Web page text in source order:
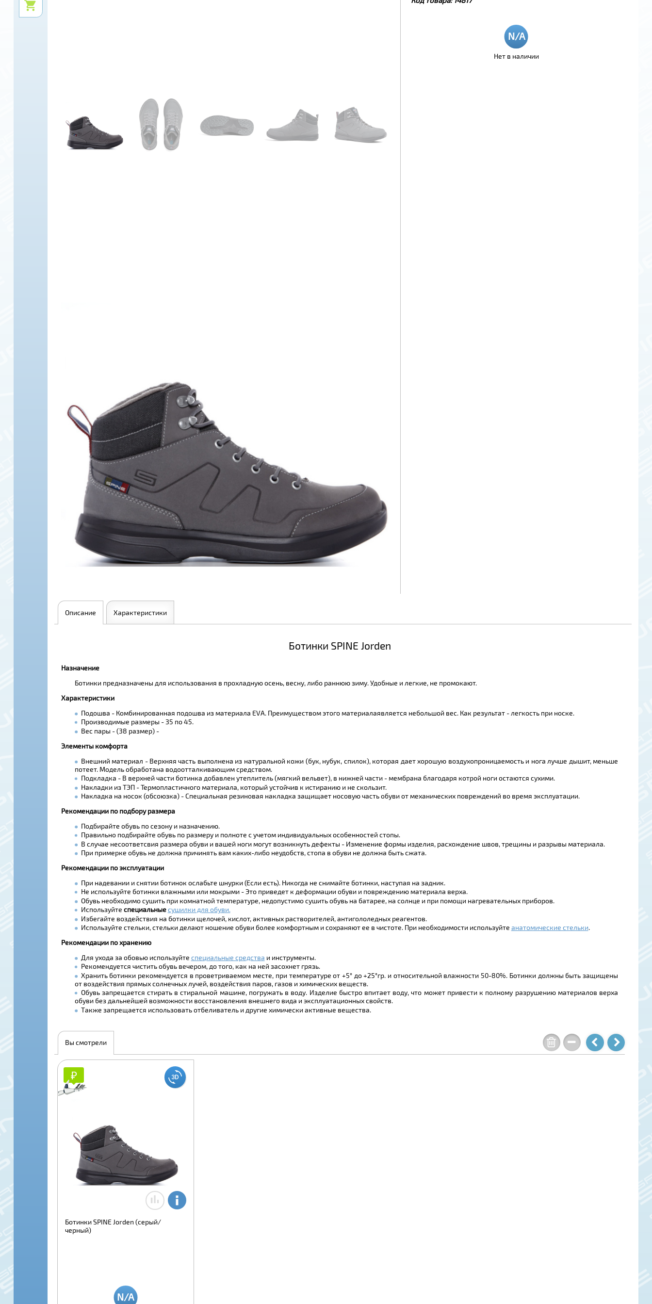
Нет в наличии
Описание Характеристики
Ботинки SPINE Jorden
Назначение
Ботинки предназначены для использования в прохладную осень, весну, либо раннюю зиму. Удобные и легкие, не промокают.
Характеристики
Подошва - Комбинированная подошва из материала EVA. Преимуществом этого материалаявляется небольшой вес. Как результат - легкость при носке.
Производимые размеры - 35 по 45.
Вес пары - (38 размер) -
Элементы комфорта
Внешний материал - Верхняя часть выполнена из натуральной кожи (бук, нубук, спилок), которая дает хорошую воздухопроницаемость и нога лучше дышит, меньше
потеет. Модель обработана водоотталкивающим средством.
Подкладка - В верхней части ботинка добавлен утеплитель (мягкий вельвет), в нижней части - мембрана благодаря котрой ноги остаются сухими.
Накладки из ТЭП - Термопластичного материала, который устойчив к истиранию и не скользит.
Накладка на носок (обсоюзка) - Специальная резиновая накладка защищает носовую часть обуви от механических повреждений во время эксплуатации.
Рекомендации по подбору размера
Подбирайте обувь по сезону и назначению.
Правильно подбирайте обувь по размеру и полноте с учетом индивидуальных особенностей стопы.
В случае несоответсвия размера обуви и вашей ноги могут возникнуть дефекты - Изменение формы изделия, расхождение швов, трещины и разрывы материала.
При примерке обувь не должна причинять вам каких-либо неудобств, стопа в обуви не должна быть сжата.
Рекомендации по эксплуатации
При надевании и снятии ботинок ослабьте шнурки (Если есть). Никогда не снимайте ботинки, наступая на задник.
Не используйте ботинки влажными или мокрыми - Это приведет к деформации обуви и повреждению материала верха.
Обувь необходимо сушить при комнатной температуре, недопустимо сушить обувь на батарее, на солнце и при помощи нагревательных приборов.
Используйте специальные сушилки для обуви.
Избегайте воздействия на ботинки щелочей, кислот, активных растворителей, антигололедных реагентов.
Используйте стельки, стельки делают ношение обуви более комфортным и сохраняют ее в чистоте. При необходимости используйте анатомические стельки.
Рекомендации по хранению
Для ухода за обовью используйте специальные средства и инструменты.
Рекомендуется чистить обувь вечером, до того, как на ней засохнет грязь.
Хранить ботинки рекомендуется в проветриваемом месте, при температуре от +5° до +25°гр. и относительной влажности 50-80%. Ботинки должны быть защищены
от воздействия прямых солнечных лучей, воздействия паров, газов и химических веществ.
Обувь запрещается стирать в стиральной машине, погружать в воду. Изделие быстро впитает воду, что может привести к полному разрушению материалов верха
обуви без дальнейшей возможности восстановления внешнего вида и эксплуатационных свойств.
Также запрещается использовать отбеливатель и другие химически активные вещества.
Вы смотрели
₽
₽
Ботинки SPINE Jorden (серый/
черный)